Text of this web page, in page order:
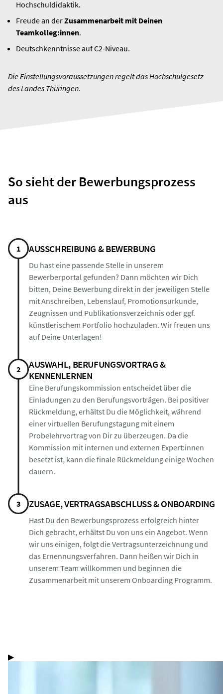
Hochschuldidaktik.
Freude an derZusammenarbeit mit Deinen
Teamkolleg:innen.
Deutschkenntnisse auf C2-Niveau.
Die Einstellungsvoraussetzungen regelt das Hochschulgesetz
des Landes Thüringen.
So sieht der Bewerbungsprozess
aus
1 AUSSCHREIBUNG & BEWERBUNG
Du hast eine passende Stelle in unserem
Bewerberportal gefunden? Dann möchten wir Dich
bitten, Deine Bewerbung direkt in der jeweiligen Stelle
mit Anschreiben, Lebenslauf, Promotionsurkunde,
Zeugnissen und Publikationsverzeichnis oder ggf.
künstlerischem Portfolio hochzuladen. Wir freuen uns
auf Deine Unterlagen!
2
AUSWAHL, BERUFUNGSVORTRAG &
KENNENLERNEN
Eine Berufungskommission entscheidet über die
Einladungen zu den Berufungsvorträgen. Bei positiver
Rückmeldung, erhältst Du die Möglichkeit, während
einer virtuellen Berufungstagung mit einem
Probelehrvortrag von Dir zu überzeugen. Da die
Kommission mit internen und externen Expert:innen
besetzt ist, kann die finale Rückmeldung einige Wochen
dauern.
3 ZUSAGE, VERTRAGSABSCHLUSS & ONBOARDING
Hast Du den Bewerbungsprozess erfolgreich hinter
Dich gebracht, erhältst Du von uns ein Angebot. Wenn
wir uns einigen, folgt die Vertragsunterzeichnung und
das Ernennungsverfahren. Dann heißen wir Dich in
unserem Team willkommen und beginnen die
Zusammenarbeit mit unserem Onboarding Programm.
▶